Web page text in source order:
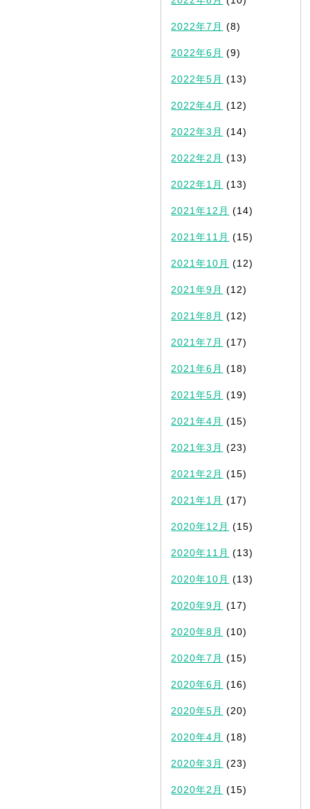
2022年7月 (8)
2022年6月 (9)
2022年5月 (13)
2022年4月 (12)
2022年3月 (14)
2022年2月 (13)
2022年1月 (13)
2021年12月 (14)
2021年11月 (15)
2021年10月 (12)
2021年9月 (12)
2021年8月 (12)
2021年7月 (17)
2021年6月 (18)
2021年5月 (19)
2021年4月 (15)
2021年3月 (23)
2021年2月 (15)
2021年1月 (17)
2020年12月 (15)
2020年11月 (13)
2020年10月 (13)
2020年9月 (17)
2020年8月 (10)
2020年7月 (15)
2020年6月 (16)
2020年5月 (20)
2020年4月 (18)
2020年3月 (23)
2020年2月 (15)